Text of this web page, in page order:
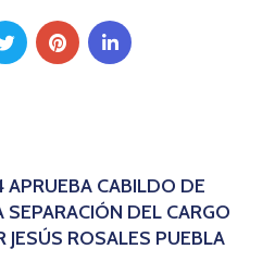
CABILDO DE
SEPARACIÓN DEL CARGO
JESÚS ROSALES PUEBLA